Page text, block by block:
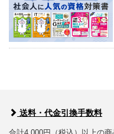
送料・代金引換手数料